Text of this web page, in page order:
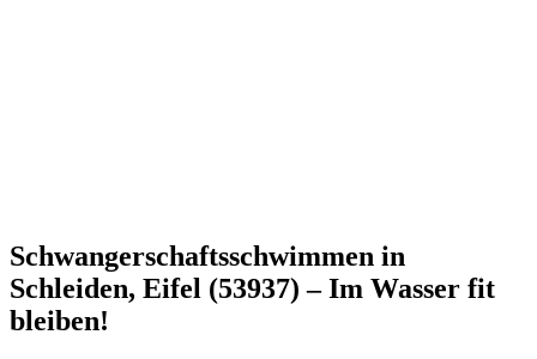
Schwangerschaftsschwimmen in
Schleiden, Eifel (53937) – Im Wasser fit
bleiben!